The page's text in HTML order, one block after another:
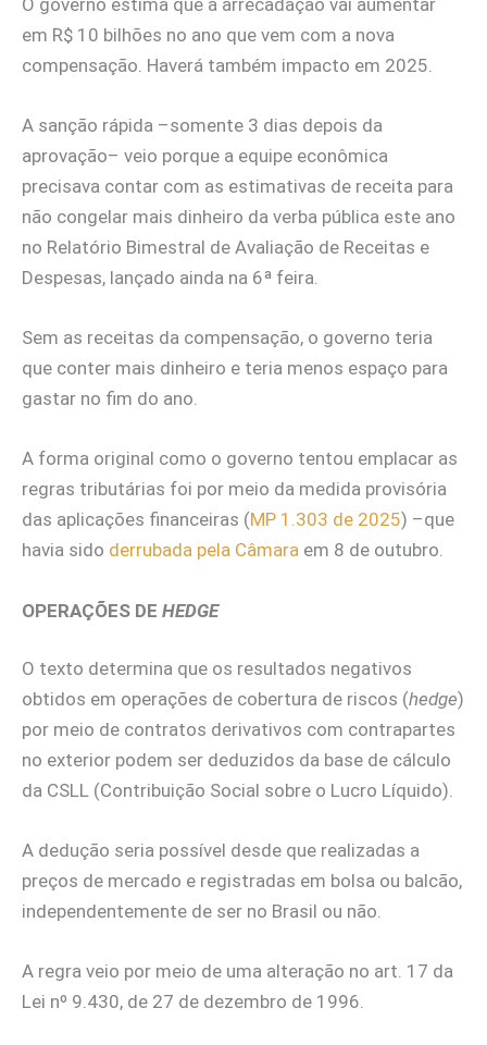
em R$ 10 bilhões no ano que vem com a nova
compensação. Haverá também impacto em 2025.
A sanção rápida –somente 3 dias depois da
aprovação– veio porque a equipe econômica
precisava contar com as estimativas de receita para
não congelar mais dinheiro da verba pública este ano
no Relatório Bimestral de Avaliação de Receitas e
Despesas, lançado ainda na 6ª feira.
Sem as receitas da compensação, o governo teria
que conter mais dinheiro e teria menos espaço para
gastar no fim do ano.
A forma original como o governo tentou emplacar as
regras tributárias foi por meio da medida provisória
das aplicações financeiras (MP 1.303 de 2025) –que
havia sido derrubada pela Câmara em 8 de outubro.
OPERAÇÕES DE HEDGE
O texto determina que os resultados negativos
obtidos em operações de cobertura de riscos (hedge)
por meio de contratos derivativos com contrapartes
no exterior podem ser deduzidos da base de cálculo
da CSLL (Contribuição Social sobre o Lucro Líquido).
A dedução seria possível desde que realizadas a
preços de mercado e registradas em bolsa ou balcão,
independentemente de ser no Brasil ou não.
A regra veio por meio de uma alteração no art. 17 da
Lei nº 9.430, de 27 de dezembro de 1996.